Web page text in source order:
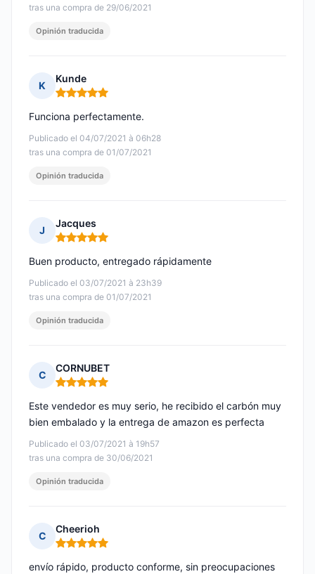
tras una compra de 29/06/2021
Opinión traducida
K
Kunde
Nota: 5 de 5
Publicado el 04/07/2021 à 06h28
tras una compra de 01/07/2021
Funciona perfectamente.
Opinión traducida
J
Jacques
Nota: 5 de 5
Publicado el 03/07/2021 à 23h39
tras una compra de 01/07/2021
Buen producto, entregado rápidamente
Opinión traducida
C
CORNUBET
Nota: 5 de 5
Publicado el 03/07/2021 à 19h57
tras una compra de 30/06/2021
Este vendedor es muy serio, he recibido el carbón muy
bien embalado y la entrega de amazon es perfecta
Opinión traducida
C
Cheerioh
Nota: 5 de 5
envío rápido, producto conforme, sin preocupaciones